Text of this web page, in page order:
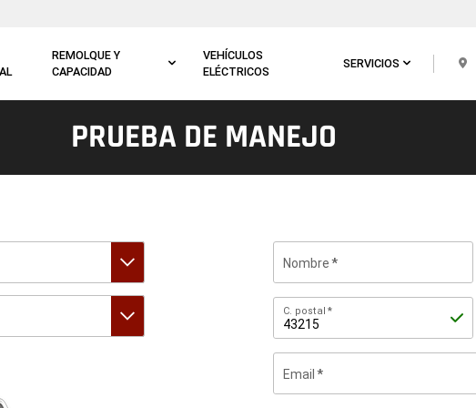
REMOLQUE Y
CAPACIDAD
VEHÍCULOS
ELÉCTRICOS
SERVICIOS
PRUEBA DE MANEJO
Nombre
C. postalC.
EmailAl
indicar